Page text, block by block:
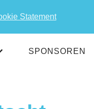
Statement
SPONSOREN